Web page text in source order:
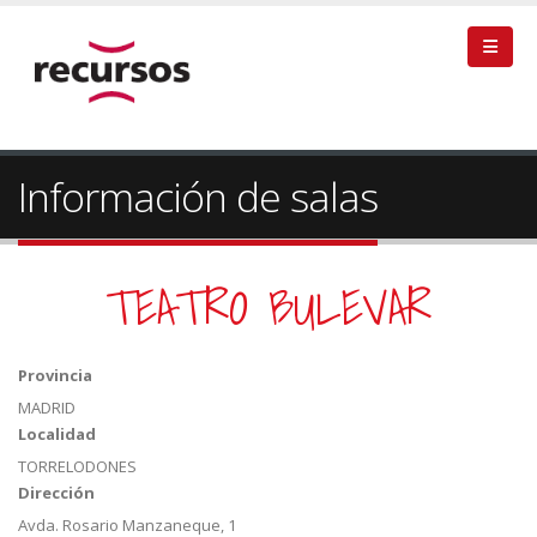
Información de salas
TEATRO BULEVAR
Provincia
MADRID
Localidad
TORRELODONES
Dirección
Avda. Rosario Manzaneque, 1